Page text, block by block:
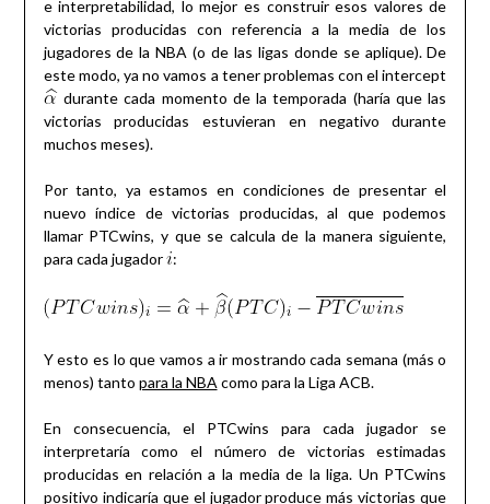
e interpretabilidad, lo mejor es construir esos valores de
victorias producidas con referencia a la media de los
jugadores de la NBA (o de las ligas donde se aplique). De
este modo, ya no vamos a tener problemas con el intercept
durante cada momento de la temporada (haría que las
victorias producidas estuvieran en negativo durante
muchos meses).
Por tanto, ya estamos en condiciones de presentar el
nuevo índice de victorias producidas, al que podemos
llamar PTCwins, y que se calcula de la manera siguiente,
para cada jugador :
Y esto es lo que vamos a ir mostrando cada semana (más o
menos) tanto para la NBA como para la Liga ACB.
En consecuencia, el PTCwins para cada jugador se
interpretaría como el número de victorias estimadas
producidas en relación a la media de la liga. Un PTCwins
positivo indicaría que el jugador produce más victorias que